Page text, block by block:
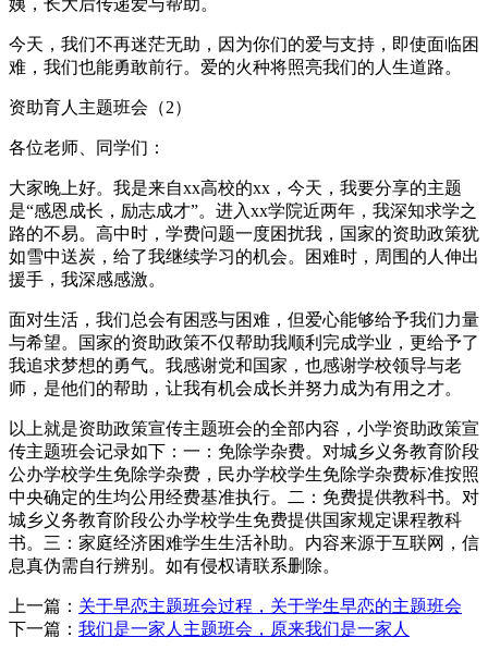
今天，我们不再迷茫无助，因为你们的爱与支持，即使面临困
难，我们也能勇敢前行。爱的火种将照亮我们的人生道路。
资助育人主题班会（2）
各位老师、同学们：
大家晚上好。我是来自xx高校的xx，今天，我要分享的主题
是“感恩成长，励志成才”。进入xx学院近两年，我深知求学之
路的不易。高中时，学费问题一度困扰我，国家的资助政策犹
如雪中送炭，给了我继续学习的机会。困难时，周围的人伸出
援手，我深感感激。
面对生活，我们总会有困惑与困难，但爱心能够给予我们力量
与希望。国家的资助政策不仅帮助我顺利完成学业，更给予了
我追求梦想的勇气。我感谢党和国家，也感谢学校领导与老
师，是他们的帮助，让我有机会成长并努力成为有用之才。
以上就是资助政策宣传主题班会的全部内容，小学资助政策宣
传主题班会记录如下：一：免除学杂费。对城乡义务教育阶段
公办学校学生免除学杂费，民办学校学生免除学杂费标准按照
中央确定的生均公用经费基准执行。二：免费提供教科书。对
城乡义务教育阶段公办学校学生免费提供国家规定课程教科
书。三：家庭经济困难学生生活补助。内容来源于互联网，信
息真伪需自行辨别。如有侵权请联系删除。
上一篇： 关于早恋主题班会过程，关于学生早恋的主题班会
下一篇： 我们是一家人主题班会，原来我们是一家人